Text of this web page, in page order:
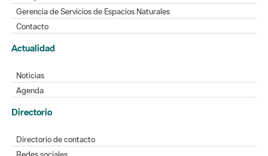
Gerencia de Servicios de Espacios Naturales
Contacto
Actualidad
Noticias
Agenda
Directorio
Directorio de contacto